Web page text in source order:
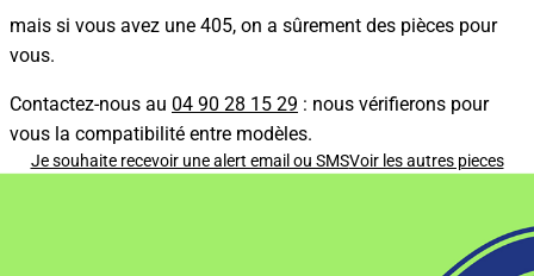
mais si vous avez une 405, on a sûrement des pièces pour
vous.
Contactez-nous au 04 90 28 15 29 : nous vérifierons pour
vous la compatibilité entre modèles.
Je souhaite recevoir une alert email ou SMSVoir les autres pieces